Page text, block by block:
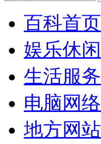
百科首页
娱乐休闲
生活服务
电脑网络
地方网站